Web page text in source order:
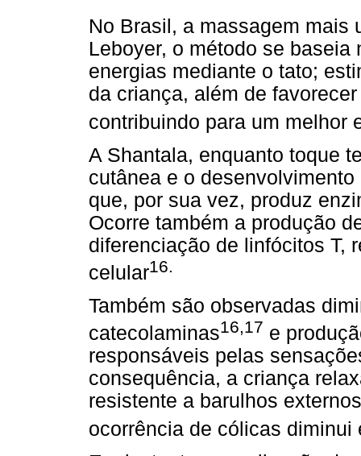
No Brasil, a massagem mais
Leboyer, o método se
energias mediante o tato;
da criança, além de
contribuindo para um melhor
A Shantala, enquanto toque
cutânea e o
que, por sua vez, produz
Ocorre também a produção
diferenciação de linfócitos T,
celular16.
Também são observadas
catecolaminas16,17 e
responsáveis pelas
consequência, a criança
resistente a barulhos
ocorrência de cólicas